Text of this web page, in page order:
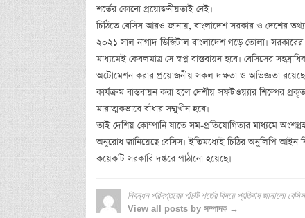
শর্তের কোনো প্রয়োজনীয়তাই নেই।
চিঠিতে বেসিস আরও জানায়, বাংলাদেশ সরকার ও দেশের
২০২১ সাল নাগাদ ডিজিটাল বাংলাদেশ গড়ে তোলা।
মাধ্যমেই কেবলমাত্র সে স্বপ্ন বাস্তবায়ন হবে। বেসিসের
অটোমেশন করার প্রয়োজনীয় সকল দক্ষতা ও অভিজ্ঞতা
কার্যক্রম বাস্তবায়ন করা হলে দেশীয় সফটওয়্যার শিল্পের
মারাত্মকভাবে বাঁধার সম্মুখীন হবে।
তাই দেশিয় কোম্পানি যাতে সম-প্রতিযোগিতার মাধ্যমে
অনুরোধ জানিয়েছে বেসিস। ইতিমধ্যেই চিঠির অনুলিপি আইন
কয়েকটি সরকারি দপ্তরে পাঠানো হয়েছে।
নিবন্ধন পরিদপ্তরের পাঁচটি শর্তের বিষয়ে প্রতিবাদ জানালো বেসিস
View all posts by সম্পাদক →